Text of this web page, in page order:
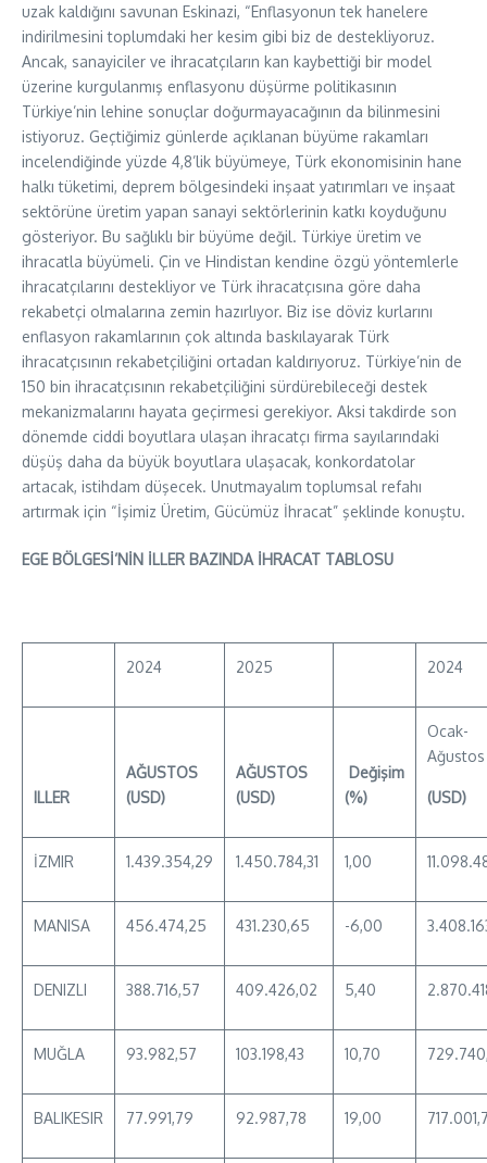
uzak kaldığını savunan Eskinazi, “Enflasyonun tek hanelere
indirilmesini toplumdaki her kesim gibi biz de destekliyoruz.
Ancak, sanayiciler ve ihracatçıların kan kaybettiği bir model
üzerine kurgulanmış enflasyonu düşürme politikasının
Türkiye’nin lehine sonuçlar doğurmayacağının da bilinmesini
istiyoruz. Geçtiğimiz günlerde açıklanan büyüme rakamları
incelendiğinde yüzde 4,8’lik büyümeye, Türk ekonomisinin hane
halkı tüketimi, deprem bölgesindeki inşaat yatırımları ve inşaat
sektörüne üretim yapan sanayi sektörlerinin katkı koyduğunu
gösteriyor. Bu sağlıklı bir büyüme değil. Türkiye üretim ve
ihracatla büyümeli. Çin ve Hindistan kendine özgü yöntemlerle
ihracatçılarını destekliyor ve Türk ihracatçısına göre daha
rekabetçi olmalarına zemin hazırlıyor. Biz ise döviz kurlarını
enflasyon rakamlarının çok altında baskılayarak Türk
ihracatçısının rekabetçiliğini ortadan kaldırıyoruz. Türkiye’nin de
150 bin ihracatçısının rekabetçiliğini sürdürebileceği destek
mekanizmalarını hayata geçirmesi gerekiyor. Aksi takdirde son
dönemde ciddi boyutlara ulaşan ihracatçı firma sayılarındaki
düşüş daha da büyük boyutlara ulaşacak, konkordatolar
artacak, istihdam düşecek. Unutmayalım toplumsal refahı
artırmak için “İşimiz Üretim, Gücümüz İhracat” şeklinde konuştu.
EGE BÖLGESİ’NİN İLLER BAZINDA İHRACAT TABLOSU
2024 2025 2024
ILLER
AĞUSTOS
(USD)
AĞUSTOS
(USD)
Değişim
(%)
Ocak-
Ağustos
(USD)
İZMIR 1.439.354,29 1.450.784,31 1,00
MANISA 456.474,25 431.230,65 -6,00
DENIZLI 388.716,57 409.426,02 5,40
MUĞLA 93.982,57 103.198,43 10,70
BALIKESIR 77.991,79 92.987,78 19,00